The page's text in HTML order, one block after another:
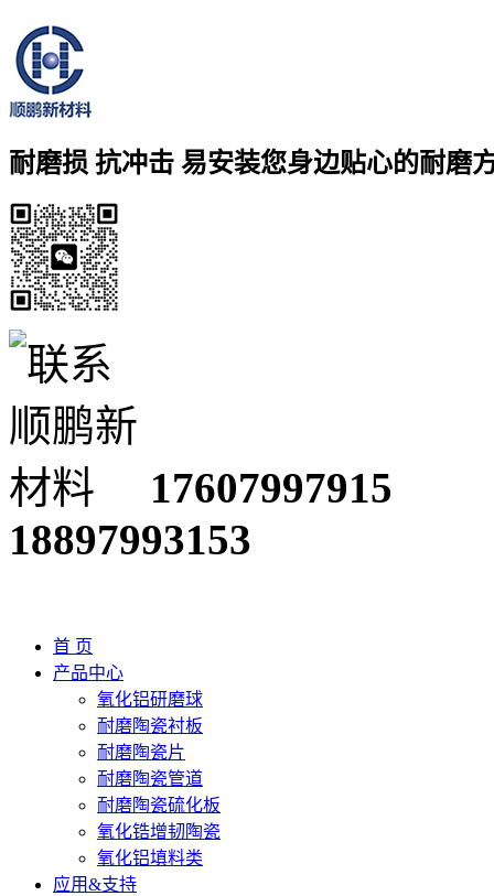
耐磨损 抗冲击 易安装您身边贴心的耐磨
17607997915
18897993153
首 页
产品中心
氧化铝研磨球
耐磨陶瓷衬板
耐磨陶瓷片
耐磨陶瓷管道
耐磨陶瓷硫化板
氧化锆增韧陶瓷
氧化铝填料类
应用&支持